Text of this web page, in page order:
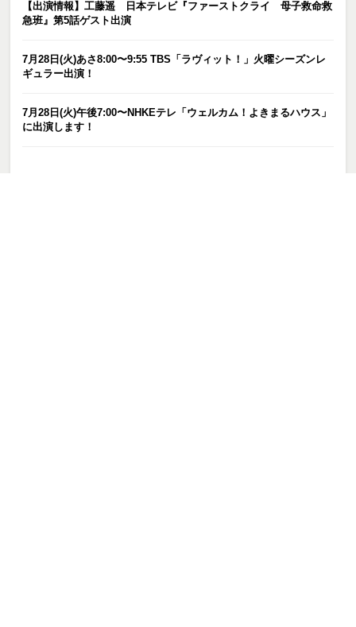
【出演情報】工藤遥 日本テレビ『ファーストクライ 母子救命救
急班』第5話ゲスト出演
7月28日(火)あさ8:00〜9:55 TBS「ラヴィット！」火曜シーズンレ
ギュラー出演！
7月28日(火)午後7:00〜NHKEテレ「ウェルカム！よきまるハウス」
に出演します！